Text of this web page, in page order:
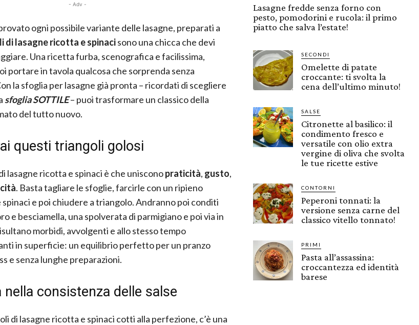
- Adv -
ogni possibile variante delle lasagne, preparati a
di lasagne ricotta e spinacisono una chicca che devi
Una ricetta furba, scenografica e facilissima,
portare in tavola qualcosa che sorprenda senza
la sfoglia per lasagne già pronta – ricordati di scegliere
sfoglia SOTTILE– puoi trasformare un classico della
del tutto nuovo.
questi triangoli golosi
lasagne ricotta e spinaci è che unisconopraticità, gusto,
. Basta tagliare le sfoglie, farcirle con un ripieno
e poi chiudere a triangolo. Andranno poi conditi
e besciamella, una spolverata di parmigiano e poi via in
morbidi, avvolgenti e allo stesso tempo
in superficie: un equilibrio perfetto per un pranzo
e senza lunghe preparazioni.
consistenza delle salse
di lasagne ricotta e spinaci cotti alla perfezione, c’è una
Lasagne fredde senza forno con
pesto, pomodorini e rucola: il primo
piatto che salva l’estate!
SECONDI
Omelette di patate
croccante: ti svolta la
cena dell’ultimo minuto!
SALSE
Citronette al basilico: il
condimento fresco e
versatile con olio extra
vergine di oliva che svolta
le tue ricette estive
CONTORNI
Peperoni tonnati: la
versione senza carne del
classico vitello tonnato!
PRIMI
Pasta all’assassina:
croccantezza ed identità
barese